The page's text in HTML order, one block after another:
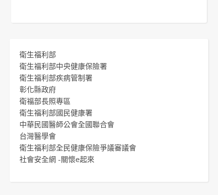
衛生福利部
衛生福利部中央健康保險署
衛生福利部疾病管制署
彰化縣政府
衛福部長照專區
衛生福利部國民健康署
中華民國醫師公會全國聯合會
台灣醫學會
衛生福利部全民健康保險爭議審議會
社會安全網 -關懷e起來